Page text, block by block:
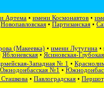
Артема • имени Космонавтов •
Новопавловская • Партизанская •
(Макеевка) • имени Лутугина •
Яблоневская • Ясиновская-Глубокая
Западная № 1 •
№1 •
• Павлоградская •